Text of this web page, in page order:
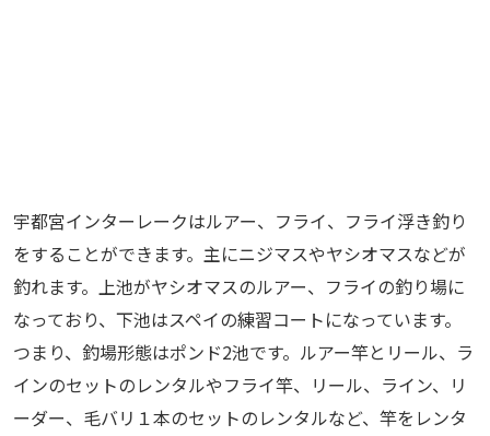
宇都宮インターレークはルアー、フライ、フライ浮き釣り
をすることができます。主にニジマスやヤシオマスなどが
釣れます。上池がヤシオマスのルアー、フライの釣り場に
なっており、下池はスペイの練習コートになっています。
つまり、釣場形態はポンド2池です。ルアー竿とリール、ラ
インのセットのレンタルやフライ竿、リール、ライン、リ
ーダー、毛バリ１本のセットのレンタルなど、竿をレンタ